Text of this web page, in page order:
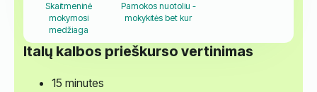
Skaitmeninė
mokymosi
medžiaga
Pamokos nuotoliu -
mokykitės bet kur
Italų kalbos prieškurso vertinimas
15 minutes